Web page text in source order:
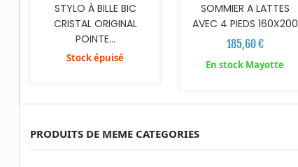
STYLO À BILLE BIC
CRISTAL ORIGINAL
POINTE...
Stock épuisé
SOMMIER A LATTES
AVEC 4 PIEDS 160X200
185,60 €
En stock Mayotte
PRODUITS DE MEME CATEGORIES